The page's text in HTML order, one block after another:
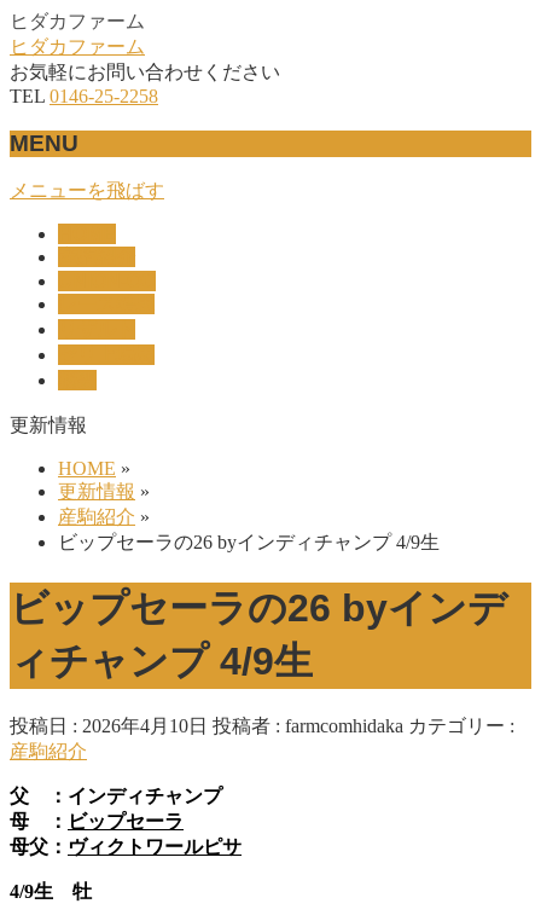
ヒダカファーム
ヒダカファーム
お気軽にお問い合わせください
TEL 0146-25-2258
MENU
メニューを飛ばす
更新情報
HOME »
更新情報 »
産駒紹介 »
ビップセーラの26 byインディチャンプ 4/9生
ビップセーラの26 byインデ
ィチャンプ 4/9生
投稿日 : 2026年4月10日 投稿者 : farmcomhidaka カテゴリー :
産駒紹介
父 ：インディチャンプ
母 ： ビップセーラ
母父： ヴィクトワールピサ
4/9生 牡